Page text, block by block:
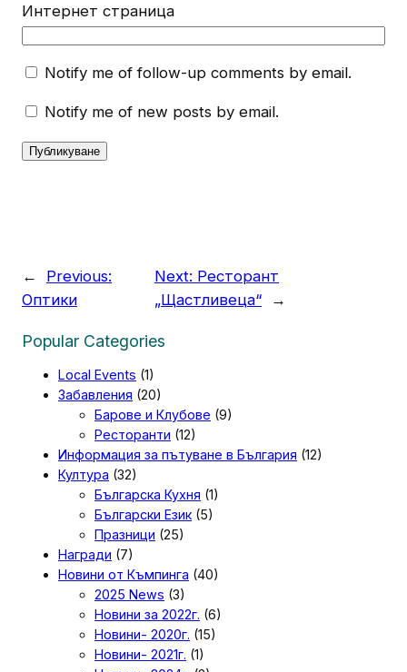
Интернет страница
Notify me of follow-up comments by email.
Notify me of new posts by email.
←
Previous:
Оптики
Next: Ресторант
„Щастливеца“
→
Popular Categories
Local Events (1)
Забавления (20)
Барове и Клубове (9)
Ресторанти (12)
Информация за пътуване в България (12)
Култура (32)
Българска Кухня (1)
Български Език (5)
Празници (25)
Награди (7)
Новини от Къмпинга (40)
2025 News (3)
Новини за 2022г. (6)
Новини- 2020г. (15)
Новини- 2021г. (1)